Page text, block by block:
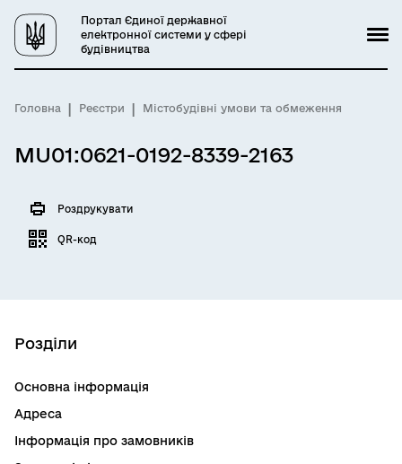
Портал Єдиної державної
електронної системи у сфері
будівництва
Головна Реєстри Містобудівні умови та обмеження
MU01:0621-0192-8339-2163
Роздрукувати
QR-код
Розділи
Основна інформація
Адреса
Інформація про замовників